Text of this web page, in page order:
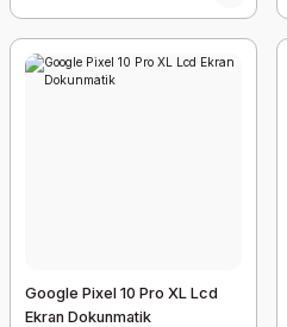
Google Pixel 10 Pro XL Lcd
Ekran Dokunmatik